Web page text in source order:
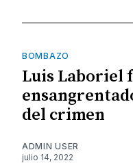
BOMBAZO
Luis Laboriel
del crimen
ADMIN USER
julio 14, 2022